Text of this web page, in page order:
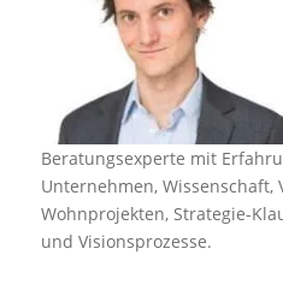
Beratungsexperte mit
Unternehmen, Wissenschaft,
Wohnprojekten, Strategie-
und Visionsprozesse.